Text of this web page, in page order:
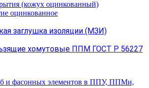
(кожух оцинкованный)
оцинкованное
заглушка изоляции (МЗИ)
хомутовые ППМ ГОСТ Р 56227
и фасонных элементов в ППУ, ППМи,